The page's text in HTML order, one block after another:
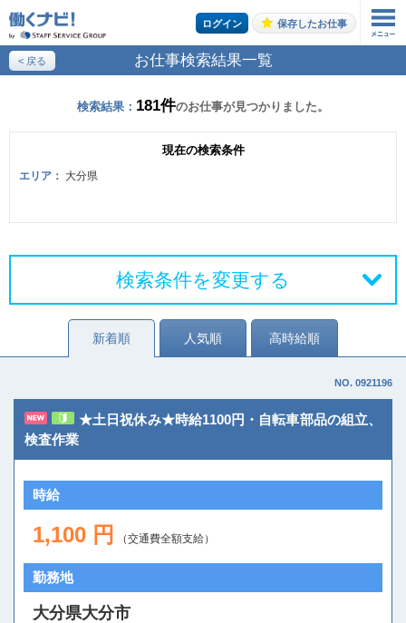
ログイン 保存したお仕事
< 戻る お仕事検索結果一覧
検索結果： 181件のお仕事が見つかりました。
現在の検索条件
エリア： 大分県
検索条件を変更する
新着順 人気順 高時給順
NO. 0921196
★土日祝休み★時給1100円・自転車部品の組立、
検査作業
時給
1,100 円 （交通費全額支給）
勤務地
大分県大分市
お仕事の案内をご希望の方はこちら
エントリーする
トップページ
人材派遣のしくみ・メリット
テクノ・サービスってどんな会社？